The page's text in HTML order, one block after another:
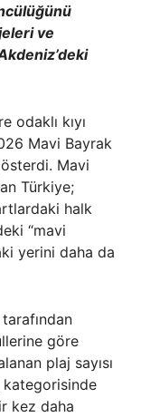
ve
odaklı kıyı
Mavi Bayrak
Mavi
Türkiye;
halk
“mavi
yerini daha da
göre
plaj sayısı
kategorisinde
kez daha